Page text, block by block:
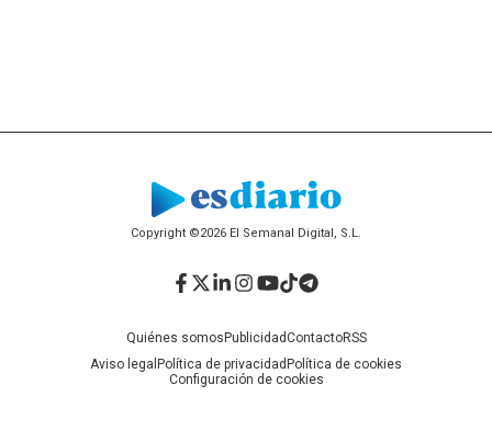
Copyright ©2026 El Semanal Digital, S.L.
Quiénes somos PublicidadContactoRSS
Aviso legal Política de privacidad Política de cookies
Configuración de cookies
Facebook
Twitter
LinkedIn
Instagram
YouTube
TikTok
Telegram